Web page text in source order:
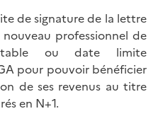
de signature de la lettre
professionnel de
ou date limite
pour pouvoir bénéficier
de ses revenus au titre
en N+1.